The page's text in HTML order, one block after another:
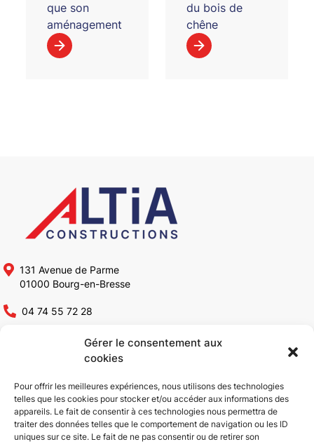
Gérer le consentement aux
cookies
Pour offrir les meilleures expériences, nous utilisons des technologies
telles que les cookies pour stocker et/ou accéder aux informations des
appareils. Le fait de consentir à ces technologies nous permettra de
traiter des données telles que le comportement de navigation ou les ID
uniques sur ce site. Le fait de ne pas consentir ou de retirer son
que son
aménagement
du bois de
chêne
131 Avenue de Parme
01000 Bourg-en-Bresse
04 74 55 72 28
Qui sommes-nous ?
Conception & Construction
Rénovation bâtiments
industriels